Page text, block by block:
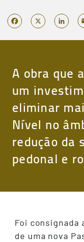
X
A obra que
um
eliminar
Nível no
redução da
pedonal e
Foi consignada
de uma nova